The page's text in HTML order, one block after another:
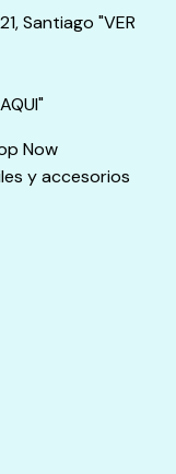
Santiago "VER
Now